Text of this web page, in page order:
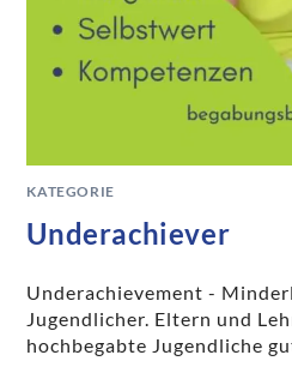
KATEGORIE
Underachiever
Underachievement -
Jugendlicher. Eltern und
hochbegabte Jugendliche